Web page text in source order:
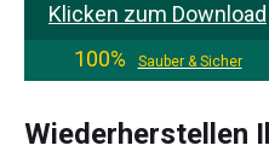
Klicken zum Download
100%
Sauber & Sicher
Wiederherstellen